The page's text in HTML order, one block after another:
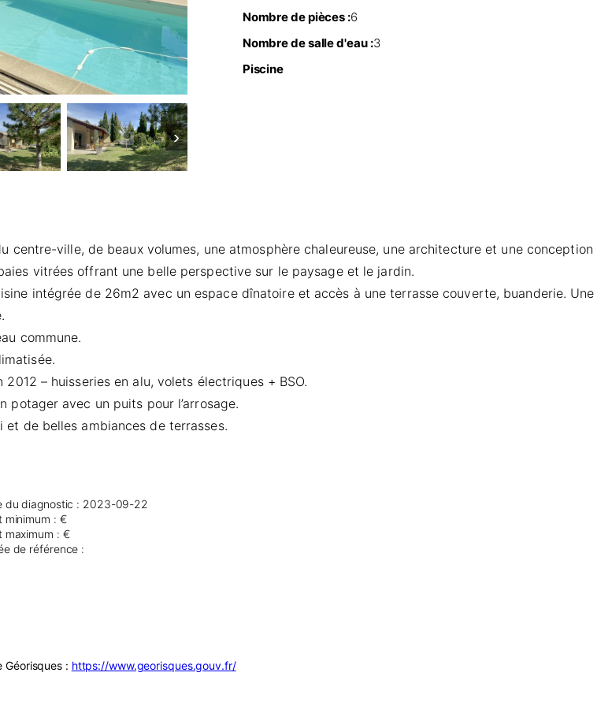
›
Nombre de pièces :6
Nombre de salle d'eau :3
Piscine
centre-ville, de beaux volumes, une atmosphère chaleureuse, une architecture et une conception
vitrées offrant une belle perspective sur le paysage et le jardin.
intégrée de 26m2 avec un espace dînatoire et accès à une terrasse couverte, buanderie. Une
commune.
– huisseries en alu, volets électriques + BSO.
avec un puits pour l’arrosage.
et de belles ambiances de terrasses.
du diagnostic : 2023-09-22
minimum : €
maximum : €
de référence :
Géorisques : https://www.georisques.gouv.fr/